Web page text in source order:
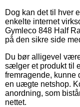
Dog kan det til hver
enkelte internet
Gymleco 848 Half
på den sikre side
Du bør alligevel
sælger et produkt til
fremragende, kunne
en uægte netshop.
anordning, som
nettet.